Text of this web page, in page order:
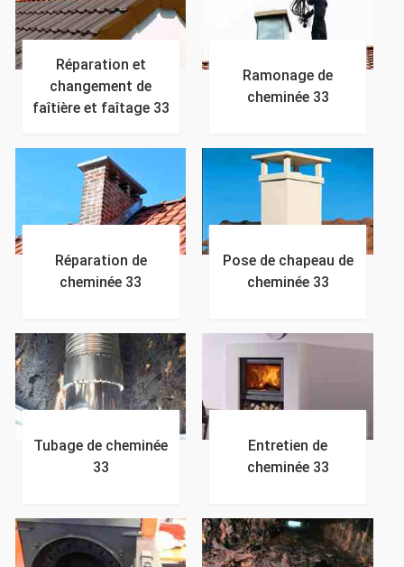
Réparation et
changement de
faîtière et faîtage 33
Ramonage de
cheminée 33
Réparation de
cheminée 33
Pose de chapeau de
cheminée 33
Tubage de cheminée
33
Entretien de
cheminée 33